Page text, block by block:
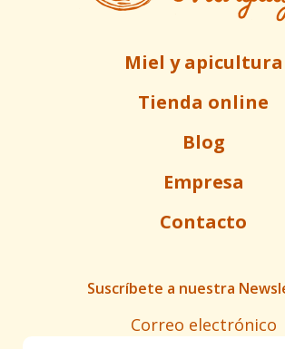
Miel y apicultura
Tienda online
Blog
Empresa
Contacto
Suscríbete a nuestra
Correo electrónico